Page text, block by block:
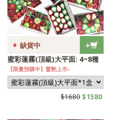
+
• 缺貨中
蜜彩蓮霧(頂級)大平面: 4~8種
【限量預購中】驚艶上市~
$1680 $1580